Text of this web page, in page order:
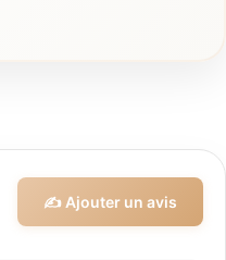
✍️ Ajouter un avis